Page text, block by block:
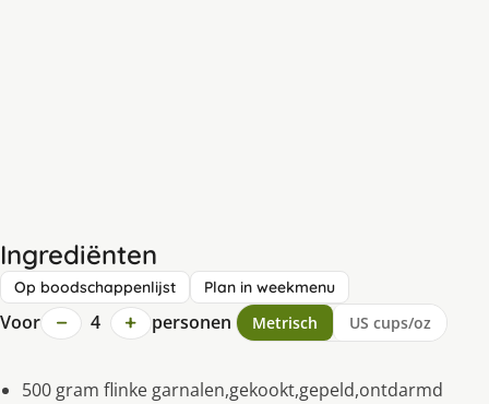
Ingrediënten
Op boodschappenlijst Plan in weekmenu
Voor − 4 + personen Metrisch US cups/oz
500 gram flinke garnalen,gekookt,gepeld,ontdarmd